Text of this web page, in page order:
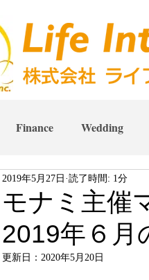
Finance Wedding
モナミ主催
2019年６月
2019年5月27日 読了時間: 1分
更新日： 2020年5月20日